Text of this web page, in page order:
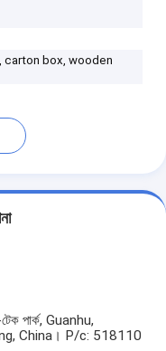
box, wooden
পার্ক, Guanhu,
China। P/c: 518110